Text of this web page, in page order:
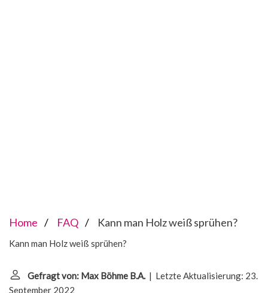
Home FAQ Kann man Holz weiß sprühen?
Kann man Holz weiß sprühen?
Gefragt von: Max Böhme B.A. | Letzte Aktualisierung: 23.
September 2022